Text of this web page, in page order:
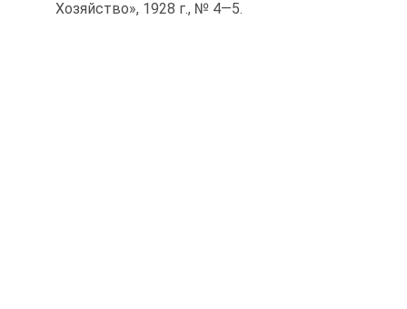
Хозяйство», 1928 г., № 4—5.